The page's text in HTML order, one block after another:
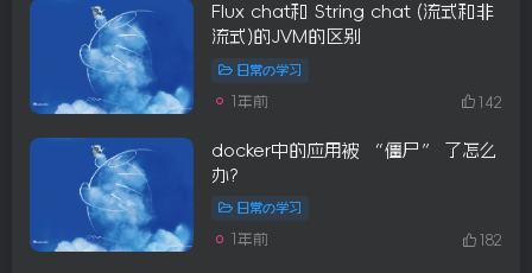
Flux chat和 String chat (流式和非
流式)的JVM的区别
日常の学习
1年前 142
docker中的应用被 “僵尸” 了怎么
办?
日常の学习
1年前 182